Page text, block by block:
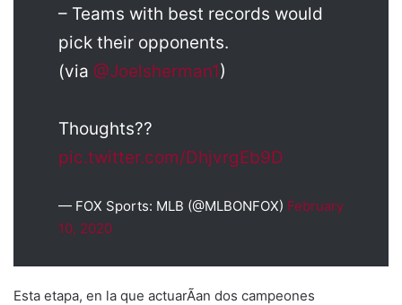
– Teams with best records would
pick their opponents.
(via @Joelsherman1)
Thoughts??
pic.twitter.com/DhjvrgEb9D
— FOX Sports: MLB (@MLBONFOX) February
10, 2020
Esta etapa, en la que actuarÃ­an dos campeones